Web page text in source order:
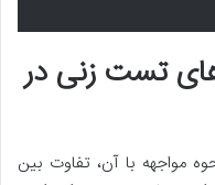
تست زنی در
مواجهه با آن، تفاوت بین